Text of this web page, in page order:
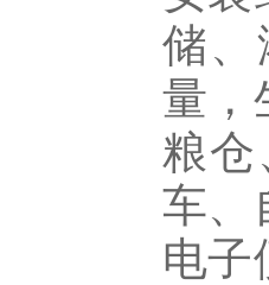
储、
量，
粮仓
车、
电子